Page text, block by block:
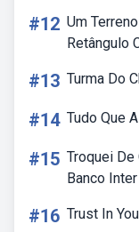
#12 Um
Retângulo
#13 Turma Do
#14 Tudo Que
#15 Troquei De
Banco Inter
#16 Trust In